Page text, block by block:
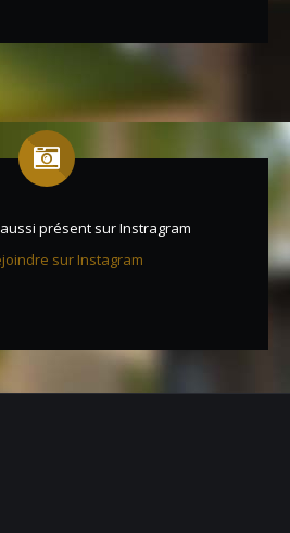
présent sur Instragram
sur Instagram